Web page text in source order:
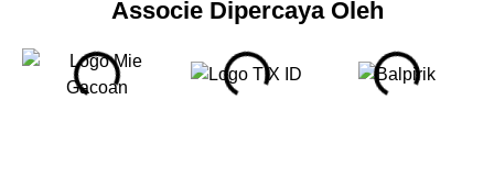
Associe Dipercaya Oleh